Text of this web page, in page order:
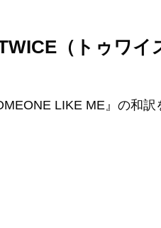
（トゥワ
LIKE ME』の和訳